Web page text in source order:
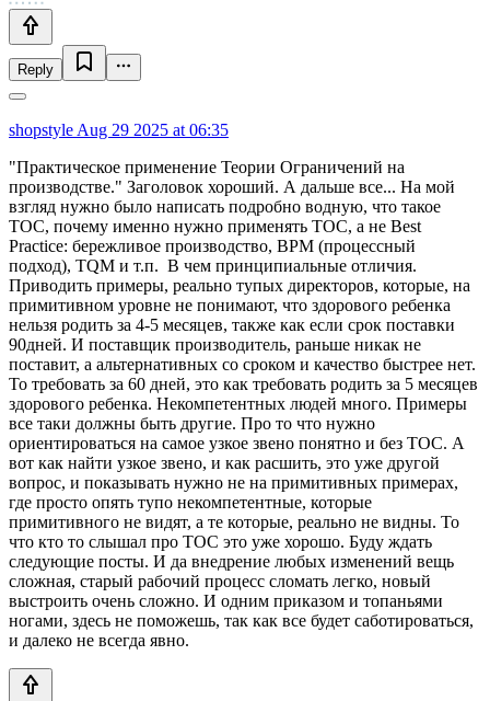
Reply
shopstyle Aug 29 2025 at 06:35
"Практическое применение Теории Ограничений на
производстве." Заголовок хороший. А дальше все... На мой
взгляд нужно было написать подробно водную, что такое
ТОС, почему именно нужно применять ТОС, а не Best
Practice: бережливое производство, BPM (процессный
подход), TQM и т.п. В чем принципиальные отличия.
Приводить примеры, реально тупых директоров, которые, на
примитивном уровне не понимают, что здорового ребенка
нельзя родить за 4-5 месяцев, также как если срок поставки
90дней. И поставщик производитель, раньше никак не
поставит, а альтернативных со сроком и качество быстрее нет.
То требовать за 60 дней, это как требовать родить за 5 месяцев
здорового ребенка. Некомпетентных людей много. Примеры
все таки должны быть другие. Про то что нужно
ориентироваться на самое узкое звено понятно и без ТОС. А
вот как найти узкое звено, и как расшить, это уже другой
вопрос, и показывать нужно не на примитивных примерах,
где просто опять тупо некомпетентные, которые
примитивного не видят, а те которые, реально не видны. То
что кто то слышал про ТОС это уже хорошо. Буду ждать
следующие посты. И да внедрение любых изменений вещь
сложная, старый рабочий процесс сломать легко, новый
выстроить очень сложно. И одним приказом и топаньями
ногами, здесь не поможешь, так как все будет саботироваться,
и далеко не всегда явно.